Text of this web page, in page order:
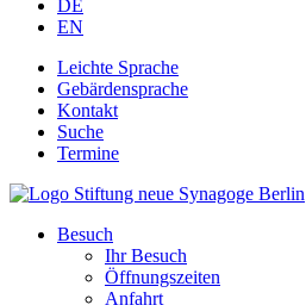
DE
EN
Leichte Sprache
Gebärdensprache
Kontakt
Suche
Termine
Besuch
Ihr Besuch
Öffnungszeiten
Anfahrt